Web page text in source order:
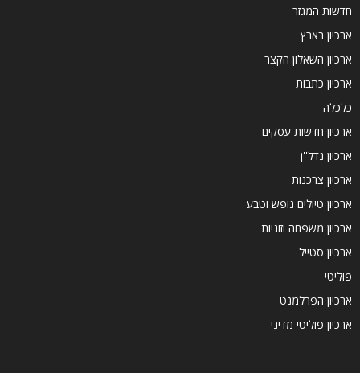
חדשות המגזר
ארכיון בארץ
ארכיון השאלון הקצר
ארכיון כתבות
כלכלה
ארכיון חדשות עסקים
ארכיון נדל''ן
ארכיון צרכנות
ארכיון טיולים נופש וטבע
ארכיון משפחה וזוגיות
ארכיון סטייל
פוליטי
ארכיון הפרלמנט
ארכיון פוליטי מדיני